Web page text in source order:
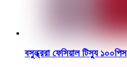
বসুন্ধ্ররা ফেসিয়াল টিস্যু ১০০পিস